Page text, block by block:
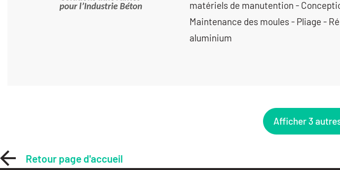
matériels de manutention -
Maintenance des moules - Pliage -
aluminium
Afficher 3
Retour page d'accueil